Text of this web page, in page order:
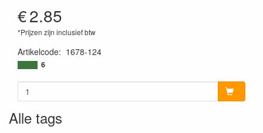
€2.85
*Prijzen zijn inclusief btw
Artikelcode: 1678-124
6
Alle tags